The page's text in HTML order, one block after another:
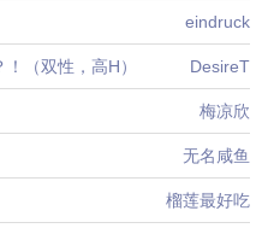
eindruck
（双性，高H） DesireT
梅凉欣
无名咸鱼
榴莲最好吃